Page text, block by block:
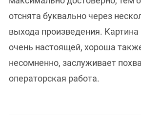
отснята буквально через
выхода произведения. Картина
очень настоящей, хороша
несомненно, заслуживает
операторская работа.